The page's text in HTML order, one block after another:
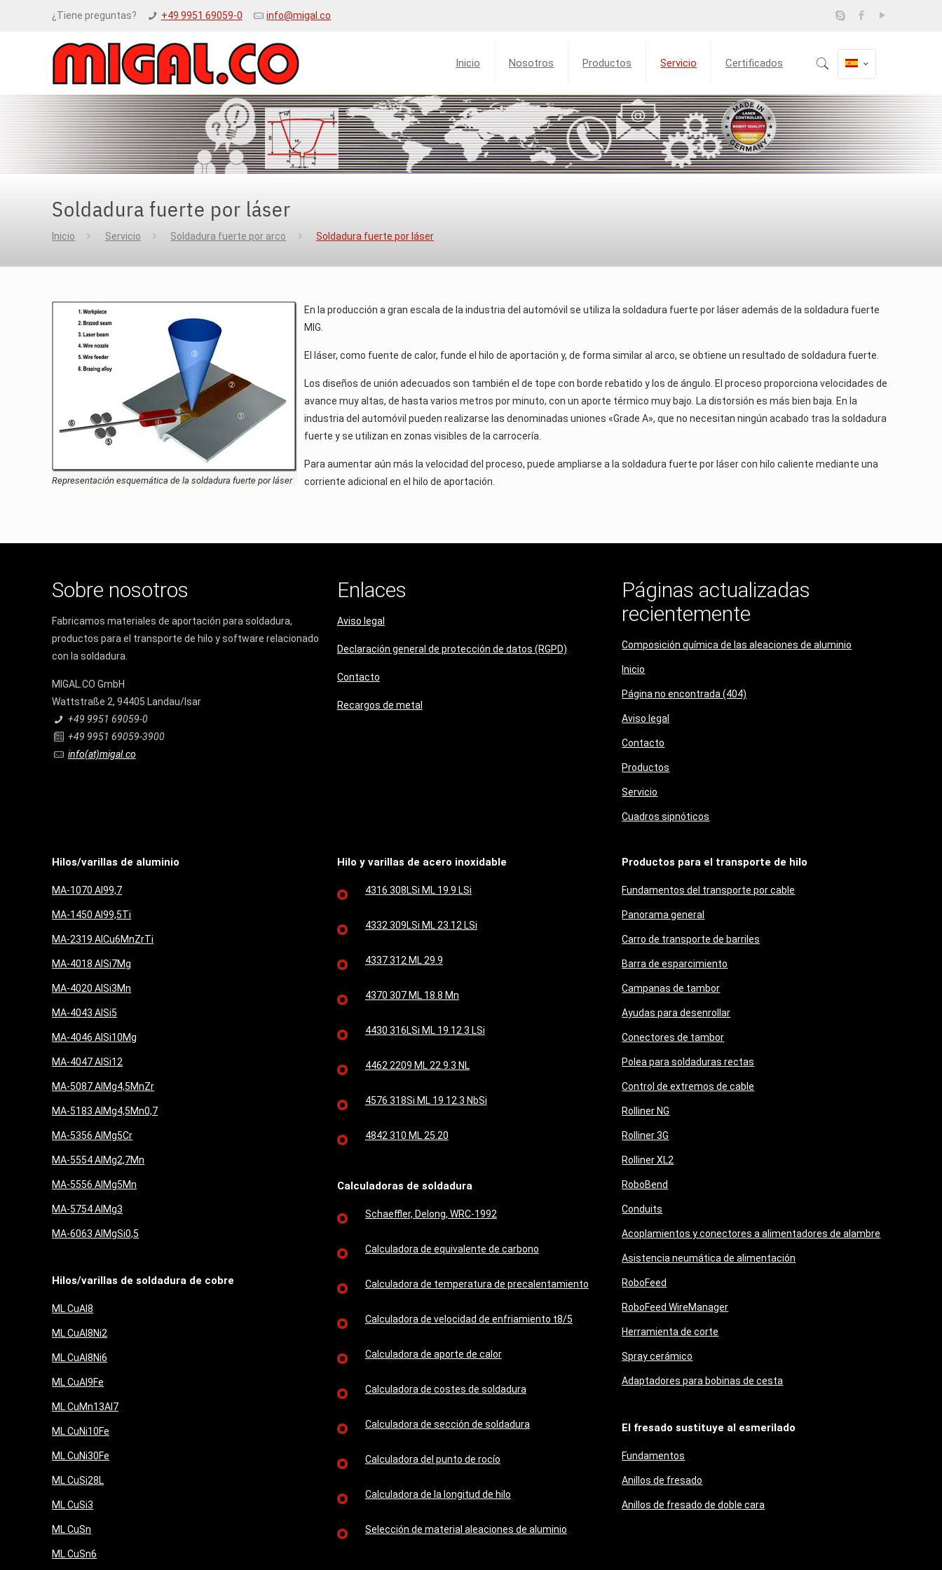
¿Tiene preguntas? +49 9951 69059-0 info@migal.co
Inicio Nosotros Productos Servicio Certificados
Soldadura fuerte por láser
Inicio Servicio Soldadura fuerte por arco Soldadura fuerte por láser
Representación esquemática de la soldadura fuerte por láser
En la producción a gran escala de la industria del automóvil se utiliza la soldadura fuerte por láser además de la soldadura fuerte
MIG.
El láser, como fuente de calor, funde el hilo de aportación y, de forma similar al arco, se obtiene un resultado de soldadura fuerte.
Los diseños de unión adecuados son también el de tope con borde rebatido y los de ángulo. El proceso proporciona velocidades de
avance muy altas, de hasta varios metros por minuto, con un aporte térmico muy bajo. La distorsión es más bien baja. En la
industria del automóvil pueden realizarse las denominadas uniones «Grade A», que no necesitan ningún acabado tras la soldadura
fuerte y se utilizan en zonas visibles de la carrocería.
Para aumentar aún más la velocidad del proceso, puede ampliarse a la soldadura fuerte por láser con hilo caliente mediante una
corriente adicional en el hilo de aportación.
Sobre nosotros
Fabricamos materiales de aportación para soldadura,
productos para el transporte de hilo y software relacionado
con la soldadura.
MIGAL.CO GmbH
Wattstraße 2, 94405 Landau/Isar
+49 9951 69059-0
+49 9951 69059-3900
info(at)migal.co
Enlaces
Aviso legal
Declaración general de protección de datos (RGPD)
Contacto
Recargos de metal
Páginas actualizadas
recientemente
Composición química de las aleaciones de aluminio
Inicio
Página no encontrada (404)
Aviso legal
Contacto
Productos
Servicio
Cuadros sipnóticos
Hilos/varillas de aluminio
MA-1070 Al99,7
MA-1450 Al99,5Ti
MA-2319 AlCu6MnZrTi
MA-4018 AlSi7Mg
MA-4020 AlSi3Mn
MA-4043 AlSi5
MA-4046 AlSi10Mg
MA-4047 AlSi12
MA-5087 AlMg4,5MnZr
MA-5183 AlMg4,5Mn0,7
MA-5356 AlMg5Cr
MA-5554 AlMg2,7Mn
MA-5556 AlMg5Mn
MA-5754 AlMg3
MA-6063 AlMgSi0,5
Hilos/varillas de soldadura de cobre
ML CuAl8
ML CuAl8Ni2
ML CuAl8Ni6
ML CuAl9Fe
ML CuMn13Al7
ML CuNi10Fe
ML CuNi30Fe
ML CuSi28L
ML CuSi3
ML CuSn
ML CuSn6
Hilo y varillas de acero inoxidable
4316 308LSi ML 19.9 LSi
4332 309LSi ML 23.12 LSi
4337 312 ML 29.9
4370 307 ML 18.8 Mn
4430 316LSi ML 19.12.3 LSi
4462 2209 ML 22.9.3 NL
4576 318Si ML 19.12.3 NbSi
4842 310 ML 25.20
Calculadoras de soldadura
Schaeffler, Delong, WRC-1992
Calculadora de equivalente de carbono
Calculadora de temperatura de precalentamiento
Calculadora de velocidad de enfriamiento t8/5
Calculadora de aporte de calor
Calculadora de costes de soldadura
Calculadora de sección de soldadura
Calculadora del punto de rocío
Calculadora de la longitud de hilo
Selección de material aleaciones de aluminio
Productos para el transporte de hilo
Fundamentos del transporte por cable
Panorama general
Carro de transporte de barriles
Barra de esparcimiento
Campanas de tambor
Ayudas para desenrollar
Conectores de tambor
Polea para soldaduras rectas
Control de extremos de cable
Rolliner NG
Rolliner 3G
Rolliner XL2
RoboBend
Conduits
Acoplamientos y conectores a alimentadores de alambre
Asistencia neumática de alimentación
RoboFeed
RoboFeed WireManager
Herramienta de corte
Spray cerámico
Adaptadores para bobinas de cesta
El fresado sustituye al esmerilado
Fundamentos
Anillos de fresado
Anillos de fresado de doble cara